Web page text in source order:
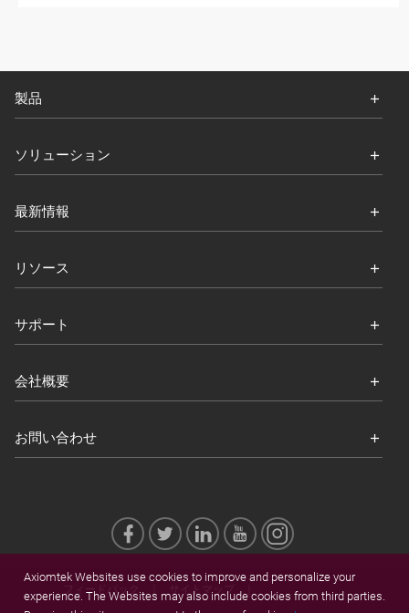
製品
ソリューション
最新情報
リソース
サポート
会社概要
お問い合わせ
フィードバック サイトマップ
Axiomtek Websites use cookies to improve and personalize your
experience. The Websites may also include cookies from third parties.